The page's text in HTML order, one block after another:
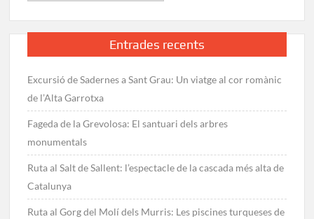
Entrades recents
Excursió de Sadernes a Sant Grau: Un viatge al cor romànic
de l’Alta Garrotxa
Fageda de la Grevolosa: El santuari dels arbres
monumentals
Ruta al Salt de Sallent: l’espectacle de la cascada més alta de
Catalunya
Ruta al Gorg del Molí dels Murris: Les piscines turqueses de